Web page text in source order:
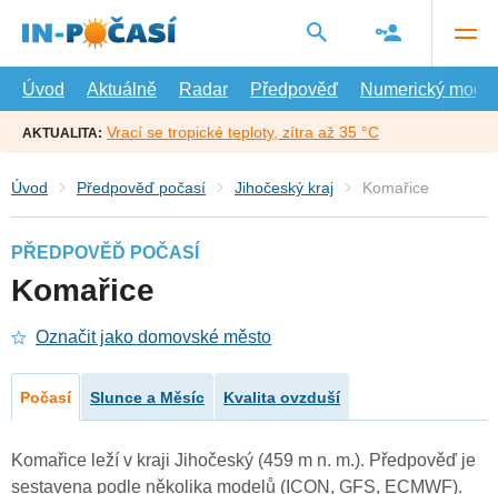
hlavní
Úvod
Aktuálně Radar Předpověď Numerický model
AKTUALITA: Vrací se tropické teploty, zítra až 35 °C
Úvod Předpověď počasí Jihočeský kraj Komařice
PŘEDPOVĚĎ POČASÍ
Komařice
Označit jako domovské město
Počasí Slunce a Měsíc Kvalita ovzduší
Komařice leží v kraji Jihočeský (459 m n. m.). Předpověď je
sestavena podle několika modelů (ICON, GFS, ECMWF).